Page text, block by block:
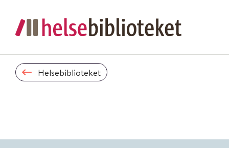
Helsebiblioteket